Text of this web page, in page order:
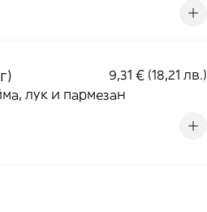
9,31 € (18,21 лв.)
лук и пармезан